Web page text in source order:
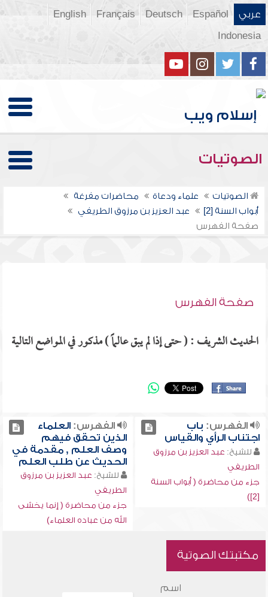
عربي Español
Deutsch
Français
English
Indonesia
الصوتيات
الصوتيات علماء ودعاة
محاضرات مفرغة
أبواب السنة [2]
عبد العزيز بن مرزوق الطريفي
صفحة الفهرس
صفحة الفهرس
الحديث الشريف : ( حتى إذا لم يبق عالماً ) مذكور في المواضع التالية
الفهرس: باب
اجتناب الرأي والقياس
للشيخ: عبد العزيز بن مرزوق
الطريفي
جزء من محاضرة ( أبواب السنة
[2])
الفهرس:العلماء
الذين تحقق فيهم
وصف العلم , مقدمة في
الحديث عن طلب العلم
للشيخ: عبد العزيز بن مرزوق
الطريفي
جزء من محاضرة ( إنما يخشى
الله من عباده العلماء)
مكتبتك الصوتية
اسم